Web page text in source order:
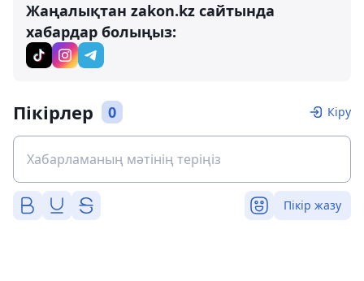
Жаңалықтан zakon.kz сайтында
хабардар болыңыз:
Пікірлер 0 Кіру
Пікір жазу